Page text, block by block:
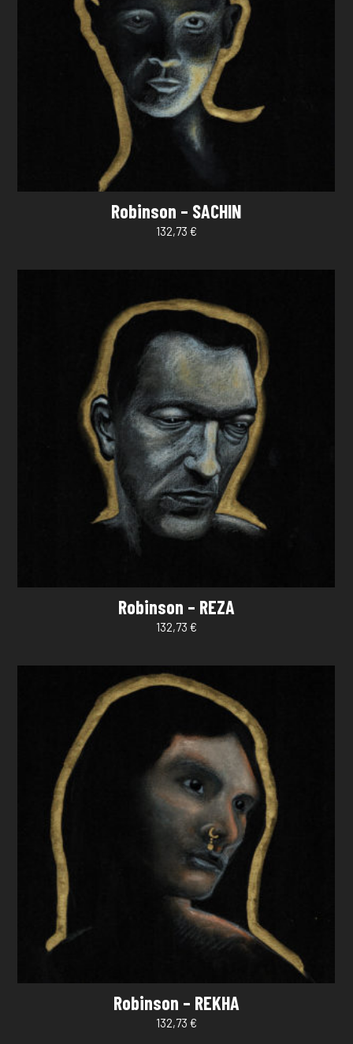
Robinson – SACHIN
132,73 €
Robinson – REZA
132,73 €
Robinson – REKHA
132,73 €